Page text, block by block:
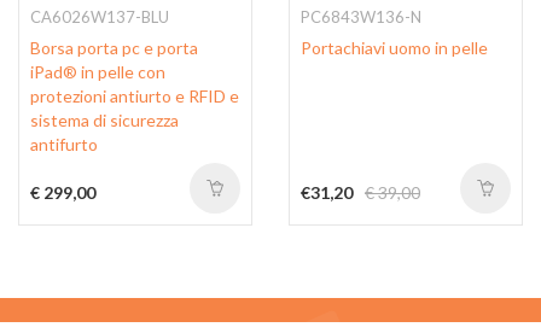
CA6026W137-BLU
Borsa porta pc e porta
iPad® in pelle con
protezioni antiurto e RFID e
sistema di sicurezza
antifurto
€ 299,00
PC6843W136-N
Portachiavi uomo in pelle
€31,20 € 39,00